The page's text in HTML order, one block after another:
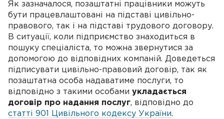
Як зазначалося, позаштатні працівники можуть
бути працевлаштовані на підставі цивільно-
правового, так і на підставі трудового договору.
В ситуації, коли підприємство знаходиться в
пошуку спеціаліста, то можна звернутися за
допомогою до відповідних компаній. Доведеться
підписувати цивільно-правовий договір, так як
позаштатна особа надаватиме послуги, то
відповідно з такими особами укладається
договір про надання послуг, відповідно до
статті 901 Цивільного кодексу України.